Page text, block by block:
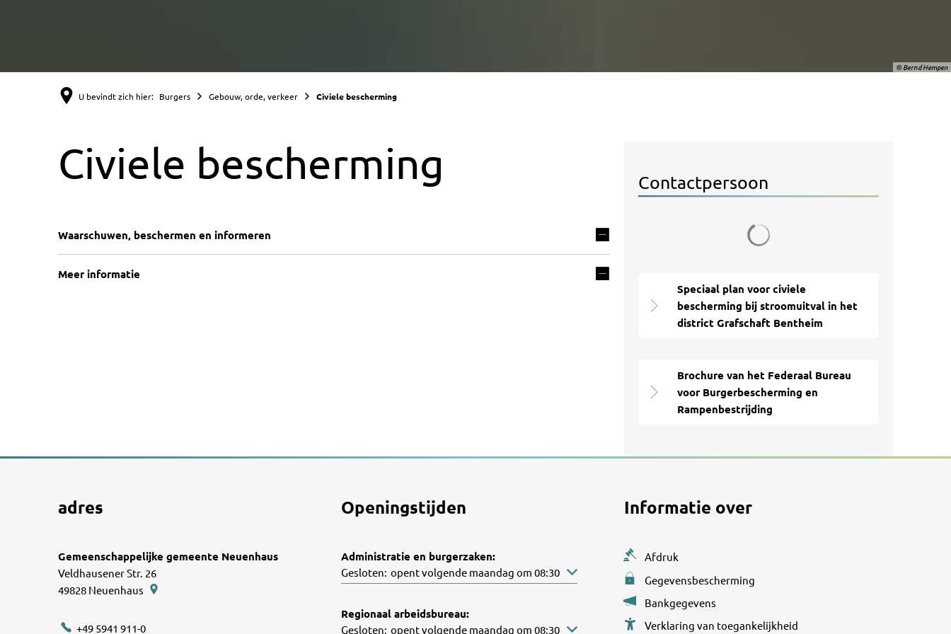
© Bernd Hempen
U bevindt zich hier: Burgers Gebouw, orde, verkeer Civiele bescherming
Civiele bescherming
Waarschuwen, beschermen en informeren
Meer informatie
Contactpersoon
Speciaal plan voor civiele
bescherming bij stroomuitval in het
district Grafschaft Bentheim
Brochure van het Federaal Bureau
voor Burgerbescherming en
Rampenbestrijding
adres
Gemeenschappelijke gemeente Neuenhaus
Veldhausener Str. 26
49828 Neuenhaus
+49 5941 911-0
Openingstijden
Administratie en burgerzaken:
Klik om andere openings- of sluitingstijden te verbergen
Gesloten: opent volgende maandag om 08:30
Regionaal arbeidsbureau:
Klik om andere openings- of sluitingstijden te verbergen
Gesloten: opent volgende maandag om 08:30
Informatie over
Afdruk
Gegevensbescherming
Bankgegevens
Verklaring van toegankelijkheid